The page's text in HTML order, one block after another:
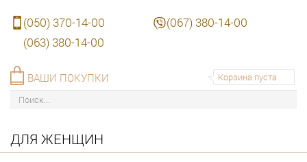
(050) 370-14-00
(067) 380-14-00
(063) 380-14-00
Корзина пуста
ВАШИ ПОКУПКИ
ДЛЯ ЖЕНЩИН